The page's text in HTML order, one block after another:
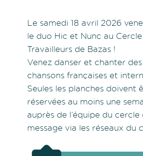
Le samedi 18 avril 2026
le duo Hic et Nunc au
Travailleurs de Bazas !
Venez danser et chanter
chansons françaises et
Seules les planches doivent
réservées au moins une
auprès de l’équipe du
message via les réseaux du